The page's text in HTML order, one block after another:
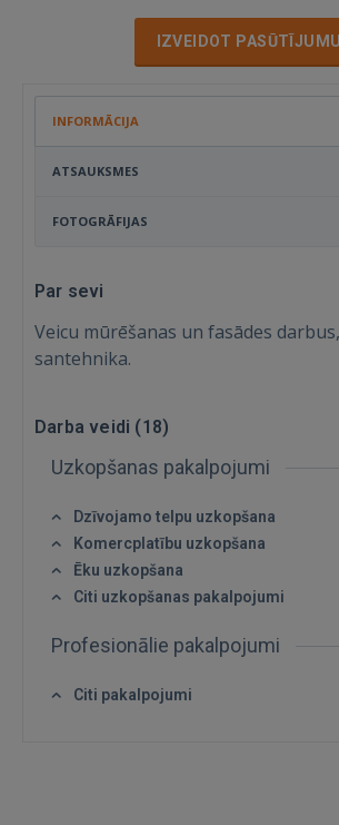
Ienākt
IZVEIDOT PASŪTĪJUMU
INFORMĀCIJA
ATSAUKSMES
FOTOGRĀFIJAS
Par sevi
Veicu mūrēšanas un fasādes
santehnika.
Darba veidi (18)
Uzkopšanas pakalpojumi
Dzīvojamo telpu uzkopšana
Komercplatību uzkopšana
Ēku uzkopšana
Citi uzkopšanas pakalpojumi
Profesionālie pakalpojumi
Citi pakalpojumi